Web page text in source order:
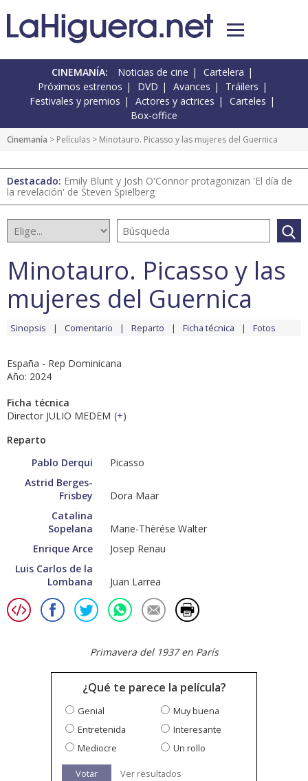
CINEMANÍA: Noticias de cine
Cartelera
Próximos estrenos
DVD Avances
Tráilers
Festivales y premios
Actores y actrices
Carteles
Box-office
Cinemanía > Películas > Minotauro. Picasso y las mujeres del Guernica
Destacado: Emily Blunt y Josh O'Connor protagonizan 'El día de
la revelación' de Steven Spielberg
Minotauro. Picasso y las
mujeres del Guernica
Sinopsis Comentario Reparto Ficha técnica Fotos
España - Rep Dominicana
Año: 2024
Ficha técnica
Director JULIO MEDEM (+)
Reparto
Pablo Derqui
Picasso
Astrid Berges-
Frisbey
Dora Maar
Catalina
Sopelana
Marie-Thèrése Walter
Enrique Arce
Josep Renau
Luis Carlos de la
Lombana
Juan Larrea
Primavera del 1937 en París
¿Qué te parece la película?
Genial
Muy buena
Entretenida
Interesante
Mediocre
Un rollo
Votar Ver resultados